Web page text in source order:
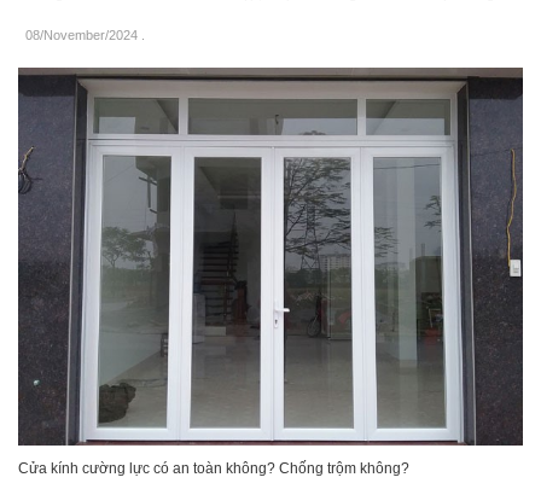
08/November/2024
Cửa kính cường lực có an toàn không? Chống trộm không?